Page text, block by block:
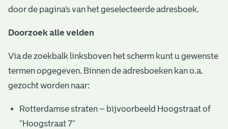
door de pagina’s van het geselecteerde adresboek.
Doorzoek alle velden
Via de zoekbalk linksboven het scherm kunt u gewenste
termen opgegeven. Binnen de adresboeken kan o.a.
gezocht worden naar:
Rotterdamse straten – bijvoorbeeld Hoogstraat of
“Hoogstraat 7”